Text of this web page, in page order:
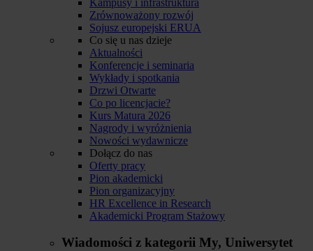
Zrównoważony rozwój
Sojusz europejski ERUA
Co się u nas dzieje
Aktualności
Konferencje i seminaria
Wykłady i spotkania
Drzwi Otwarte
Co po licencjacie?
Kurs Matura 2026
Nagrody i wyróżnienia
Nowości wydawnicze
Dołącz do nas
Oferty pracy
Pion akademicki
Pion organizacyjny
HR Excellence in Research
Akademicki Program Stażowy
Wiadomości z kategorii My, Uniwersytet